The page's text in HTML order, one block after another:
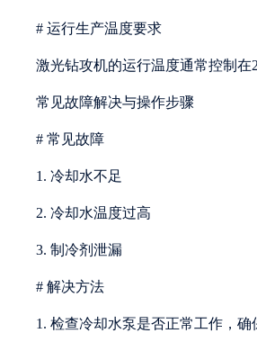
# 运行生产温度要求
激光钻攻机的运行温度通常控制在
常见故障解决与操作步骤
# 常见故障
1. 冷却水不足
2. 冷却水温度过高
3. 制冷剂泄漏
# 解决方法
1. 检查冷却水泵是否正常工作，确